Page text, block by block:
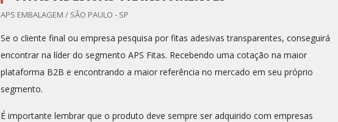
APS EMBALAGEM / SÃO PAULO - SP
Se o cliente final ou empresa pesquisa por fitas adesivas transparentes, conseguirá
encontrar na líder do segmento APS Fitas. Recebendo uma cotação na maior
plataforma B2B e encontrando a maior referência no mercado em seu próprio
segmento.
É importante lembrar que o produto deve sempre ser adquirido com empresas